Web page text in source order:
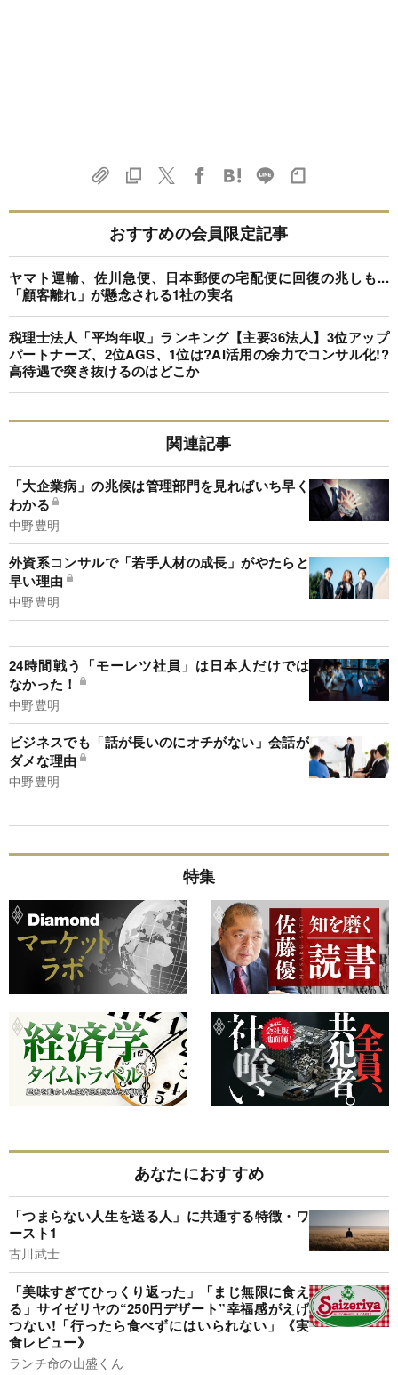
おすすめの会員限定記事
ヤマト運輸、佐川急便、日本郵便の宅配便に回復の兆しも...
「顧客離れ」が懸念される1社の実名
税理士法人「平均年収」ランキング【主要36法人】3位アップ
パートナーズ、2位AGS、1位は?AI活用の余力でコンサル化!?
高待遇で突き抜けるのはどこか
関連記事
「大企業病」の兆候は管理部門を見ればいち早く
わかる
中野豊明
外資系コンサルで「若手人材の成長」がやたらと
早い理由
中野豊明
24時間戦う「モーレツ社員」は日本人だけでは
なかった！
中野豊明
ビジネスでも「話が長いのにオチがない」会話が
ダメな理由
中野豊明
特集
あなたにおすすめ
「つまらない人生を送る人」に共通する特徴・ワ
ースト1
古川武士
「美味すぎてひっくり返った」「まじ無限に食え
る」サイゼリヤの“250円デザート”幸福感がえげ
つない!「行ったら食べずにはいられない」《実
食レビュー》
ランチ命の山盛くん